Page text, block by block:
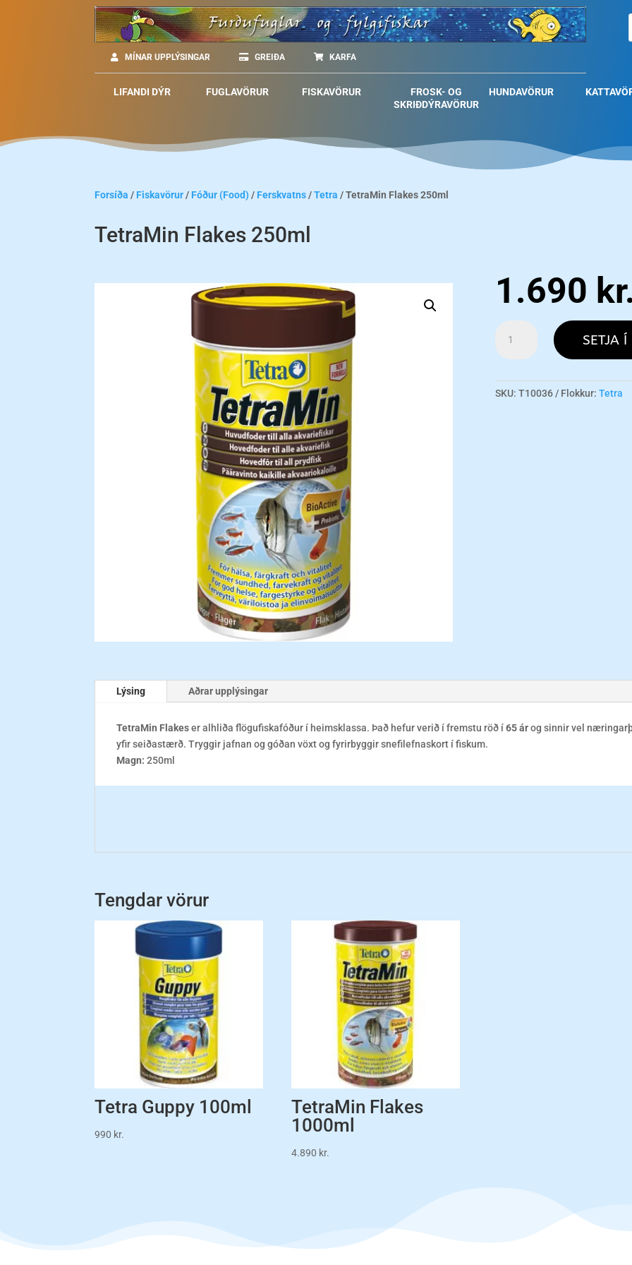
MÍNAR UPPLÝSINGAR GREIÐA KARFA
LIFANDI DÝR FUGLAVÖRUR FISKAVÖRUR
FROSK- OG
SKRIÐDÝRAVÖRUR
HUNDAVÖRUR
Forsíða / Fiskavörur/ Fóður (Food) / Ferskvatns/Tetra / TetraMin Flakes 250ml
TetraMin Flakes 250ml
1.690 kr.
Flakes
SETJA Í
SKU: T10036 Flokkur: Tetra
Lýsing Aðrar upplýsingar
TetraMin Flakeser alhliða flögufiskafóður í heimsklassa. Það hefur verið í fremstu röð í65 árog sinnir vel
yfir seiðastærð. Tryggir jafnan og góðan vöxt og fyrirbyggir snefilefnaskort í fiskum.
Magn: 250ml
Tengdar vörur
Tetra Guppy 100ml
990 kr.
TetraMin Flakes
1000ml
4.890 kr.